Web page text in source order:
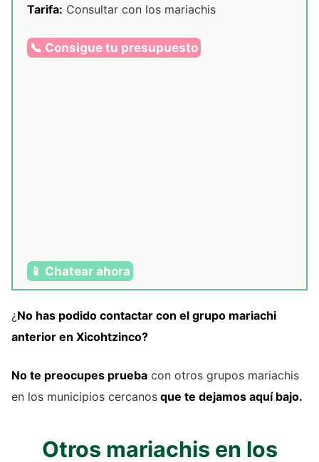
Tarifa: Consultar con los mariachis
📞 Consigue tu presupuesto
📱 Chatear ahora
¿No has podido contactar con el grupo mariachi
anterior en Xicohtzinco?
No te preocupes prueba con otros grupos mariachis
en los municipios cercanos que te dejamos aquí bajo.
Otros mariachis en los